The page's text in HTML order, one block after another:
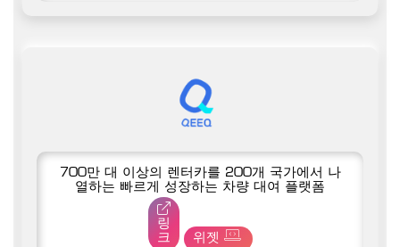
700만 대 이상의 렌터카를 200개 국가에서 나
열하는 빠르게 성장하는 차량 대여 플랫폼
링
크
위젯